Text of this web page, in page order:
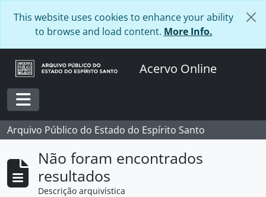
This website uses cookies to enhance your ability
to browse and load content. More Info.
Acervo Online
Toggle navigation
Arquivo Público do Estado do Espírito Santo
Não foram encontrados
resultados
Descrição arquivística